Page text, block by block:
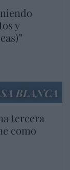
y
BLANCA
tercera
como